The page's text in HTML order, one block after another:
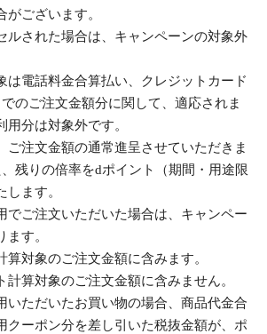
がございます。
ルされた場合は、キャンペーンの対象外
は電話料金合算払い、クレジットカード
でのご注文金額分に関して、適応されま
用分は対象外です。
ご注文金額の通常進呈させていただきま
残りの倍率をdポイント（期間・用途限
します。
でご注文いただいた場合は、キャンペー
ます。
算対象のご注文金額に含みます。
計算対象のご注文金額に含みません。
いただいたお買い物の場合、商品代金合
クーポン分を差し引いた税抜金額が、ポ